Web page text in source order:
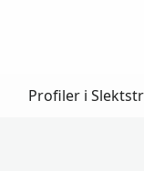
Profiler i